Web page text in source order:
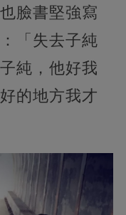
臉書堅強寫
「失去子純
純，他好我
的地方我才